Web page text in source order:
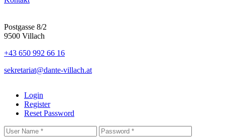
Postgasse 8/2
9500 Villach
+43 650 992 66 16
sekretariat@dante-villach.at
Login
Register
Reset Password